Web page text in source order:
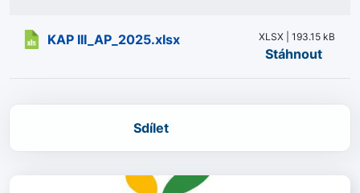
KAP III_AP_2025.xlsx XLSX | 193.15 kB
Stáhnout
Sdílet